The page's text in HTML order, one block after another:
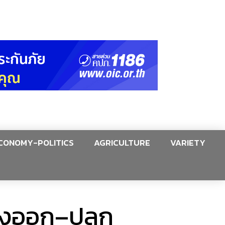
POLITICS AGRICULTURE VARIETY
ออก–ปลูก